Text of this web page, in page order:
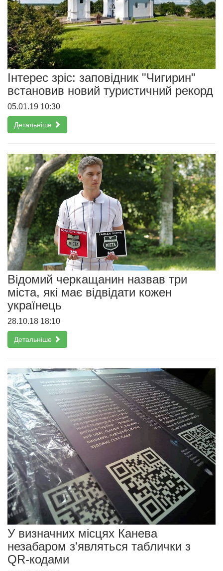
Інтерес зріс: заповідник "Чигирин"
встановив новий туристичний рекорд
05.01.19 10:30
Детальніше
Відомий черкащанин назвав три
міста, які має відвідати кожен
українець
28.10.18 18:10
Детальніше
У визначних місцях Канева
незабаром з'являться таблички з
QR-кодами